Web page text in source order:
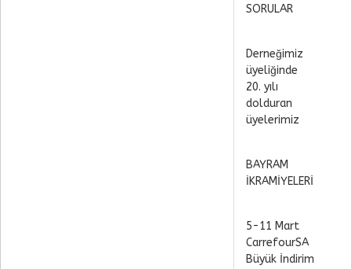
SORULAR
Derneğimiz
üyeliğinde
20. yılı
dolduran
üyelerimiz
BAYRAM
İKRAMİYELERİ
5-11 Mart
CarrefourSA
Büyük İndirim